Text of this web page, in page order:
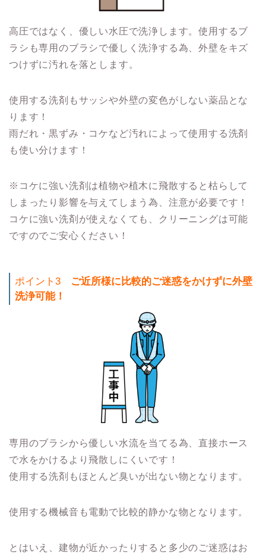
高圧ではなく、優しい水圧で洗浄します。使用するブ
ラシも専用のブラシで優しく洗浄する為、外壁をキズ
つけずに汚れを落とします。
使用する洗剤もサッシや外壁の変色がしない薬品とな
ります！
雨だれ・黒ずみ・コケなど汚れによって使用する洗剤
も使い分けます！
※コケに強い洗剤は植物や植木に飛散すると枯らして
しまったり影響を与えてしまう為、注意が必要です！
コケに強い洗剤が使えなくても、クリーニングは可能
ですのでご安心ください！
ポイント3
ご近所様に比較的ご迷惑をかけずに外壁
洗浄可能！
専用のブラシから優しい水流を当てる為、直接ホース
で水をかけるより飛散しにくいです！
使用する洗剤もほとんど臭いが出ない物となります。
使用する機械音も電動で比較的静かな物となります。
とはいえ、建物が近かったりすると多少のご迷惑はお